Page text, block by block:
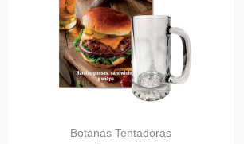
Botanas Tentadoras